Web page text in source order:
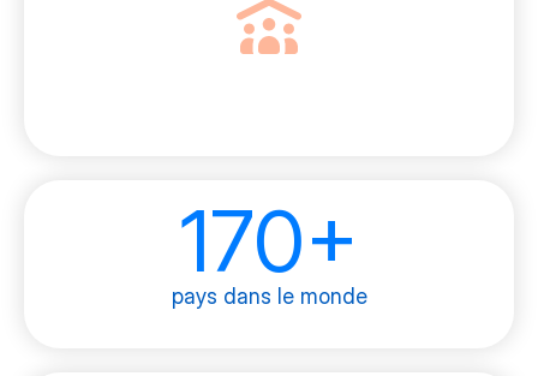
170+
pays dans le monde